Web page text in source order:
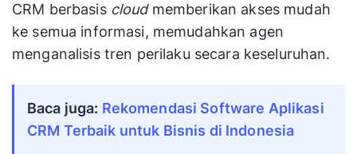
CRM berbasis cloud memberikan akses mudah
ke semua informasi, memudahkan agen
menganalisis tren perilaku secara keseluruhan.
Baca juga: Rekomendasi Software Aplikasi
CRM Terbaik untuk Bisnis di Indonesia